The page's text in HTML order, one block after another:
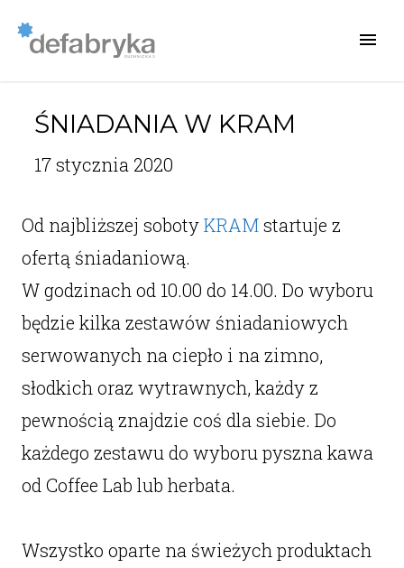
ŚNIADANIA W KRAM
17 stycznia 2020
Od najbliższej sobotyKRAMstartuje z
ofertą śniadaniową.
W godzinach od 10.00 do 14.00. Do wyboru
będzie kilka zestawów śniadaniowych
serwowanych na ciepło i na zimno,
słodkich oraz wytrawnych, każdy z
pewnością znajdzie coś dla siebie. Do
każdego zestawu do wyboru pyszna kawa
od Coffee Lab lub herbata.
Wszystko oparte na świeżych produktach